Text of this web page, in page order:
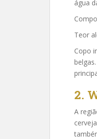
água
Teor
Copo
2.
A